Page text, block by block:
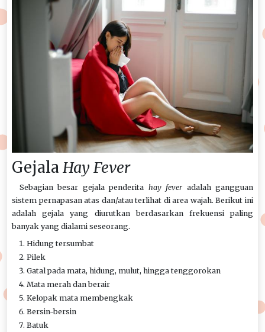
Gejala Hay Fever
Sebagian besar gejala penderita hay feveradalah gangguan
sistem pernapasan atas dan/atau terlihat di area wajah. Berikut ini
adalah gejala yang diurutkan berdasarkan frekuensi paling
banyak yang dialami seseorang.
Hidung tersumbat
Pilek
Gatal pada mata, hidung, mulut, hingga tenggorokan
Mata merah dan berair
Kelopak mata membengkak
Bersin-bersin
Batuk